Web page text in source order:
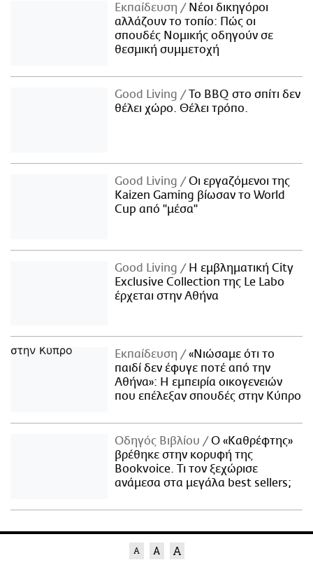
Εκπαίδευση
Νέοι δικηγόροι
αλλάζουν το τοπίο: Πώς οι
σπουδές Νομικής οδηγούν σε
θεσμική συμμετοχή
Good Living
Το BBQ στο σπίτι δεν
θέλει χώρο. Θέλει τρόπο.
Good Living
Οι εργαζόμενοι της
Kaizen Gaming βίωσαν το World
Cup από "μέσα"
Good Living
Η εμβληματική City
Exclusive Collection της Le Labo
έρχεται στην Αθήνα
Εκπαίδευση
«Νιώσαμε ότι το
παιδί δεν έφυγε ποτέ από την
Αθήνα»: Η εμπειρία οικογενειών
που επέλεξαν σπουδές στην Κύπρο
Οδηγός Βιβλίου
Ο «Καθρέφτης»
βρέθηκε στην κορυφή της
Bookvoice. Τι τον ξεχώρισε
ανάμεσα στα μεγάλα best sellers;